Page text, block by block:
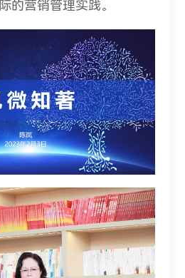
的营销管理实践。